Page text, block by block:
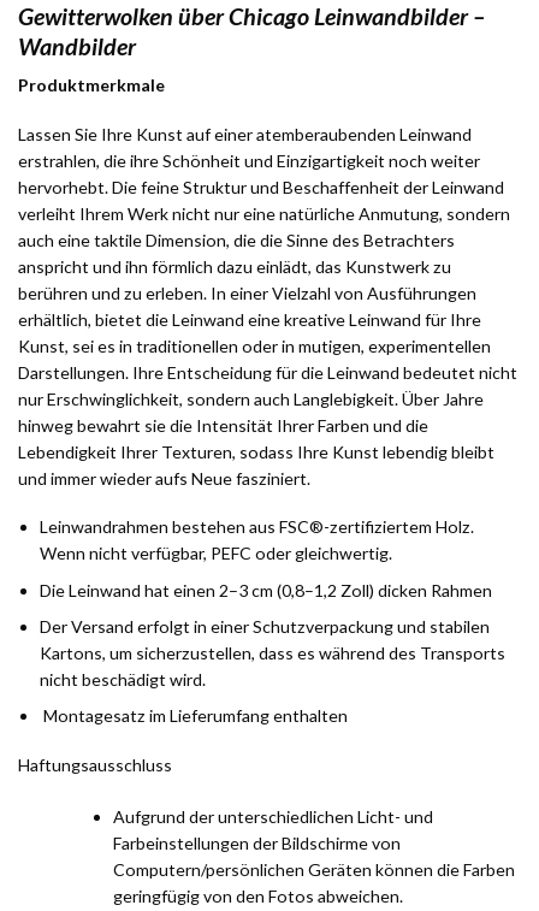
Gewitterwolken über Chicago Leinwandbilder –
Wandbilder
Produktmerkmale
Lassen Sie Ihre Kunst auf einer atemberaubenden Leinwand
erstrahlen, die ihre Schönheit und Einzigartigkeit noch weiter
hervorhebt. Die feine Struktur und Beschaffenheit der Leinwand
verleiht Ihrem Werk nicht nur eine natürliche Anmutung, sondern
auch eine taktile Dimension, die die Sinne des Betrachters
anspricht und ihn förmlich dazu einlädt, das Kunstwerk zu
berühren und zu erleben. In einer Vielzahl von Ausführungen
erhältlich, bietet die Leinwand eine kreative Leinwand für Ihre
Kunst, sei es in traditionellen oder in mutigen, experimentellen
Darstellungen. Ihre Entscheidung für die Leinwand bedeutet nicht
nur Erschwinglichkeit, sondern auch Langlebigkeit. Über Jahre
hinweg bewahrt sie die Intensität Ihrer Farben und die
Lebendigkeit Ihrer Texturen, sodass Ihre Kunst lebendig bleibt
und immer wieder aufs Neue fasziniert.
Leinwandrahmen bestehen aus FSC®-zertifiziertem Holz.
Wenn nicht verfügbar, PEFC oder gleichwertig.
Die Leinwand hat einen 2–3 cm (0,8–1,2 Zoll) dicken Rahmen
Der Versand erfolgt in einer Schutzverpackung und stabilen
Kartons, um sicherzustellen, dass es während des Transports
nicht beschädigt wird.
Montagesatz im Lieferumfang enthalten
Haftungsausschluss
Aufgrund der unterschiedlichen Licht- und
Farbeinstellungen der Bildschirme von
Computern/persönlichen Geräten können die Farben
geringfügig von den Fotos abweichen.